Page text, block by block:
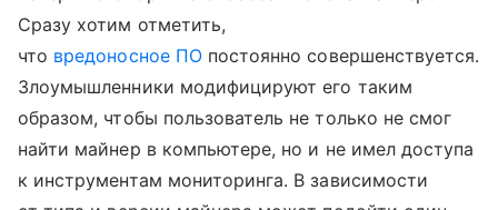
Сразу хотим отметить,
что вредоносное ПОпостоянно совершенствуется.
Злоумышленники модифицируют его таким
образом, чтобы пользователь не только не смог
найти майнер в компьютере, но и не имел доступа
к инструментам мониторинга. В зависимости